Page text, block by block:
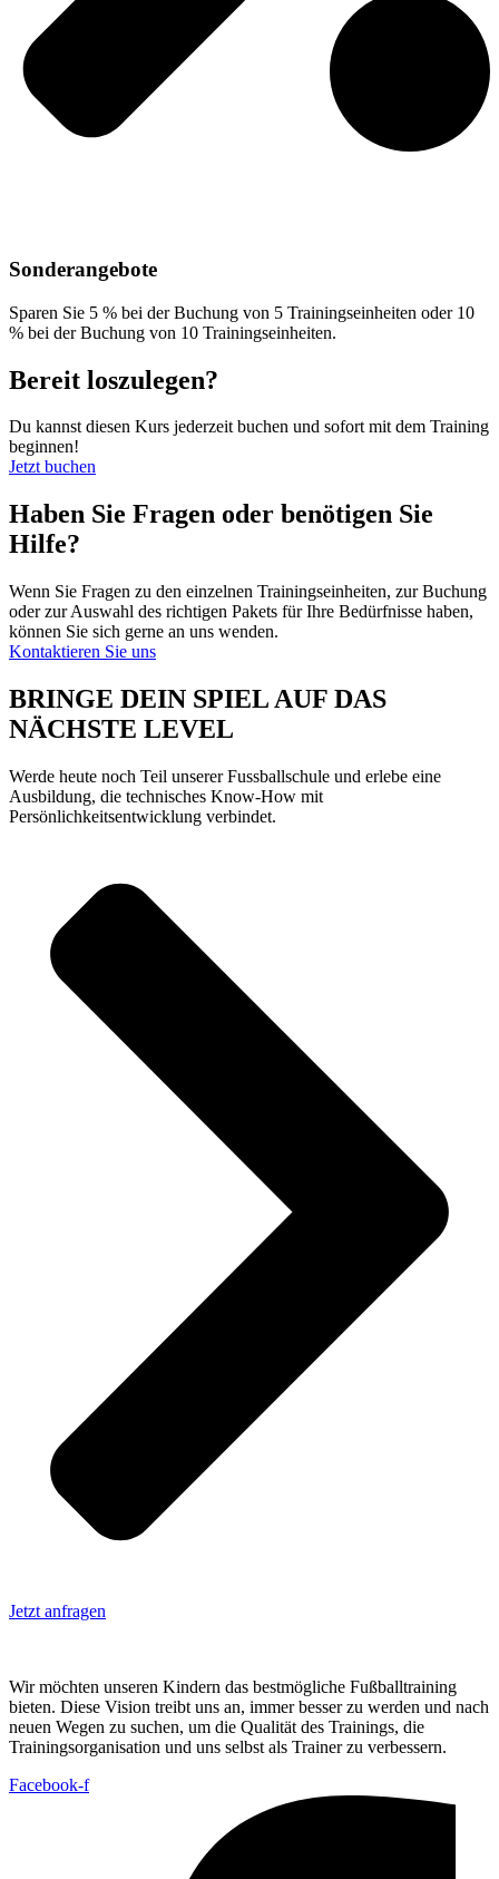
Sonderangebote
Sparen Sie 5 % bei der Buchung von 5 Trainingseinheiten oder 10
% bei der Buchung von 10 Trainingseinheiten.
Bereit loszulegen?
Du kannst diesen Kurs jederzeit buchen und sofort mit dem Training
beginnen!
Jetzt buchen
Haben Sie Fragen oder benötigen Sie
Hilfe?
Wenn Sie Fragen zu den einzelnen Trainingseinheiten, zur Buchung
oder zur Auswahl des richtigen Pakets für Ihre Bedürfnisse haben,
können Sie sich gerne an uns wenden.
Kontaktieren Sie uns
BRINGE DEIN SPIEL AUF DAS
NÄCHSTE LEVEL
Werde heute noch Teil unserer Fussballschule und erlebe eine
Ausbildung, die technisches Know-How mit
Persönlichkeitsentwicklung verbindet.
Jetzt anfragen
Wir möchten unseren Kindern das bestmögliche Fußballtraining
bieten. Diese Vision treibt uns an, immer besser zu werden und nach
neuen Wegen zu suchen, um die Qualität des Trainings, die
Trainingsorganisation und uns selbst als Trainer zu verbessern.
Facebook-f